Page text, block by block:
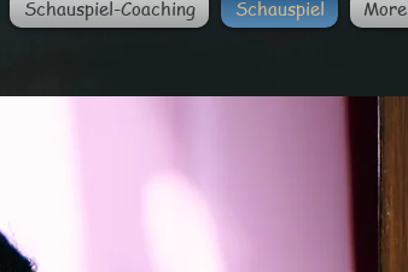
Schauspiel-Coaching Schauspiel More